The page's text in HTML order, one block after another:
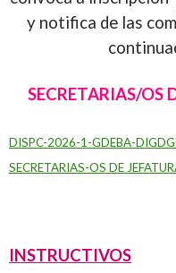
y notifica de las
SECRETARIAS/OS
DISPC-2026-1-GDEBA-
SECRETARIAS-OS DE
INSTRUCTIVOS